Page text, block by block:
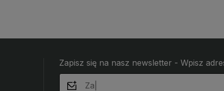
Zapisz się na nasz newsletter - Wpisz